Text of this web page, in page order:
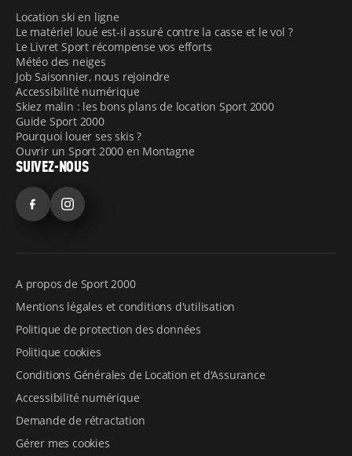
Location ski en ligne
Le matériel loué est-il assuré contre la casse et le vol ?
Le Livret Sport récompense vos efforts
Météo des neiges
Job Saisonnier, nous rejoindre
Accessibilité numérique
Skiez malin : les bons plans de location Sport 2000
Guide Sport 2000
Pourquoi louer ses skis ?
Ouvrir un Sport 2000 en Montagne
SUIVEZ-NOUS
FacebookInstagram
A propos de Sport 2000
Mentions légales et conditions d'utilisation
Politique de protection des données
Politique cookies
Conditions Générales de Location et d'Assurance
Accessibilité numérique
Demande de rétractation
Gérer mes cookies